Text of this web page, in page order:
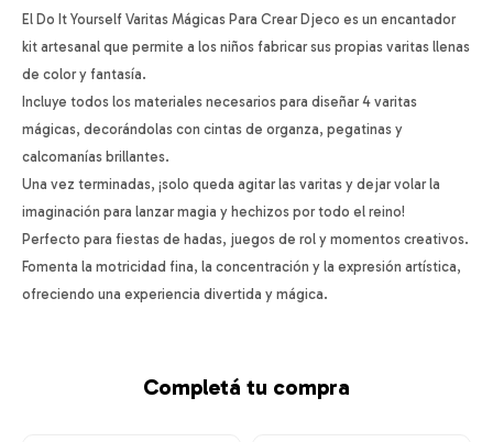
El Do It Yourself Varitas Mágicas Para Crear Djeco es un encantador
kit artesanal que permite a los niños fabricar sus propias varitas llenas
de color y fantasía.
Incluye todos los materiales necesarios para diseñar 4 varitas
mágicas, decorándolas con cintas de organza, pegatinas y
calcomanías brillantes.
Una vez terminadas, ¡solo queda agitar las varitas y dejar volar la
imaginación para lanzar magia y hechizos por todo el reino!
Perfecto para fiestas de hadas, juegos de rol y momentos creativos.
Fomenta la motricidad fina, la concentración y la expresión artística,
ofreciendo una experiencia divertida y mágica.
Completá tu compra